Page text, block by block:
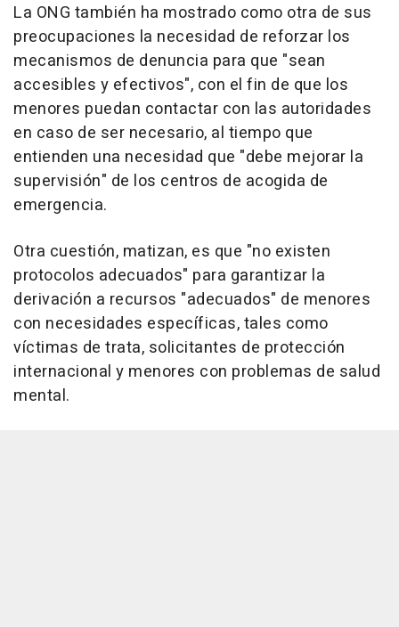
La ONG también ha mostrado como otra de sus
preocupaciones la necesidad de reforzar los
mecanismos de denuncia para que "sean
accesibles y efectivos", con el fin de que los
menores puedan contactar con las autoridades
en caso de ser necesario, al tiempo que
entienden una necesidad que "debe mejorar la
supervisión" de los centros de acogida de
emergencia.
Otra cuestión, matizan, es que "no existen
protocolos adecuados" para garantizar la
derivación a recursos "adecuados" de menores
con necesidades específicas, tales como
víctimas de trata, solicitantes de protección
internacional y menores con problemas de salud
mental.